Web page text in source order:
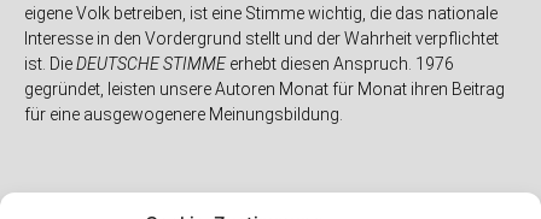
eigene Volk betreiben, ist eine Stimme wichtig, die das nationale
Interesse in den Vordergrund stellt und der Wahrheit verpflichtet
ist. DieDEUTSCHE STIMMEerhebt diesen Anspruch. 1976
gegründet, leisten unsere Autoren Monat für Monat ihren Beitrag
für eine ausgewogenere Meinungsbildung.